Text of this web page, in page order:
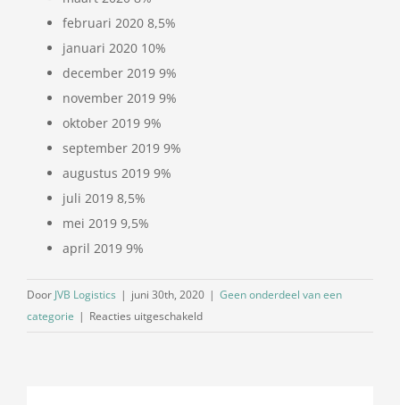
februari 2020 8,5%
januari 2020 10%
december 2019 9%
november 2019 9%
oktober 2019 9%
september 2019 9%
augustus 2019 9%
juli 2019 8,5%
mei 2019 9,5%
april 2019 9%
Door JVB Logistics | juni 30th, 2020 | Geen onderdeel van een
categorie | Reacties uitgeschakeldvoor